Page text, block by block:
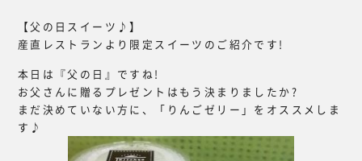
【父の日スイーツ♪】
産直レストランより限定スイーツのご紹介です!
本日は『父の日』ですね!
お父さんに贈るプレゼントはもう決まりましたか?
まだ決めていない方に、「りんごゼリー」をオススメしま
す♪